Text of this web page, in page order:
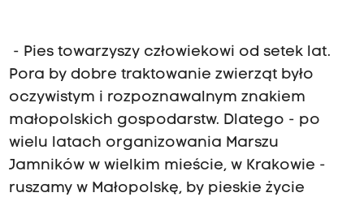
- Pies towarzyszy człowiekowi od setek lat.
Pora by dobre traktowanie zwierząt było
oczywistym i rozpoznawalnym znakiem
małopolskich gospodarstw. Dlatego - po
wielu latach organizowania Marszu
Jamników w wielkim mieście, w Krakowie -
ruszamy w Małopolskę, by pieskie życie